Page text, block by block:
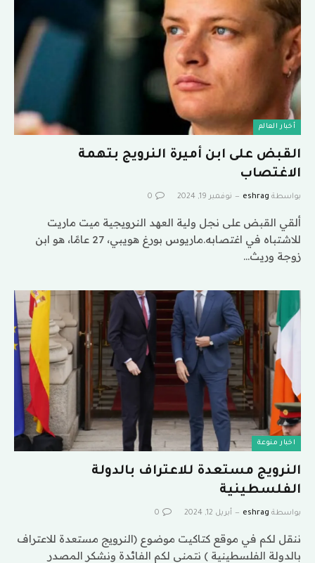
أخبار العالم
القبض على ابن أميرة النرويج بتهمة
الاغتصاب
بواسطة eshrag نوفمبر 19, 2024 0
ألقي القبض على نجل ولية العهد النرويجية ميت ماريت
للاشتباه في اغتصابه.ماريوس بورغ هويبي، 27 عامًا، هو ابن
زوجة وريث…
اخبار منوعة
النرويج مستعدة للاعتراف بالدولة
الفلسطينية
بواسطة eshrag أبريل 12, 2024 0
ننقل لكم في موقع كتاكيت موضوع (النرويج مستعدة للاعتراف
بالدولة الفلسطينية ) نتمنى لكم الفائدة ونشكر المصدر